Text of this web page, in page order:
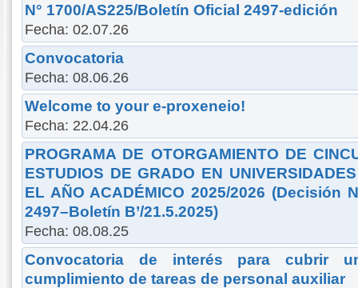
N° 1700/AS225/Boletín Oficial 2497-edición
Fecha: 02.07.26
Convocatoria
Fecha: 08.06.26
Welcome to your e-proxeneio!
Fecha: 22.04.26
PROGRAMA DE OTORGAMIENTO DE
ESTUDIOS DE GRADO EN
EL AÑO ACADÉMICO 2025/2026 (Decisión
2497–Boletín B’/21.5.2025)
Fecha: 08.08.25
Convocatoria de interés para cubrir
cumplimiento de tareas de personal auxiliar